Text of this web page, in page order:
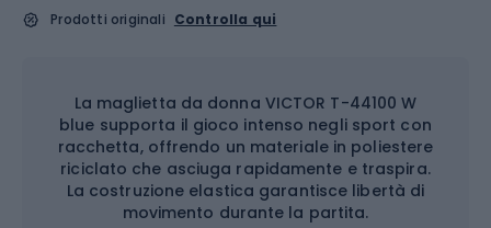
Prodotti originali Controlla qui
La maglietta da donna VICTOR T-44100 W
blue supporta il gioco intenso negli sport con
racchetta, offrendo un materiale in poliestere
riciclato che asciuga rapidamente e traspira.
La costruzione elastica garantisce libertà di
movimento durante la partita.